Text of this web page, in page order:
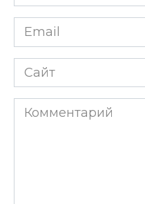
*
Email
*
Сайт
Комментарий